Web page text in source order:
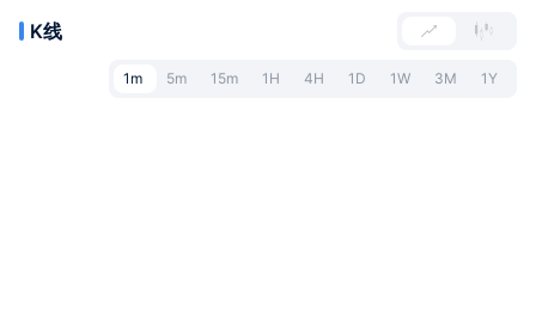
K线
1m 5m 15m 1H 4H 1D 1W 3M 1Y